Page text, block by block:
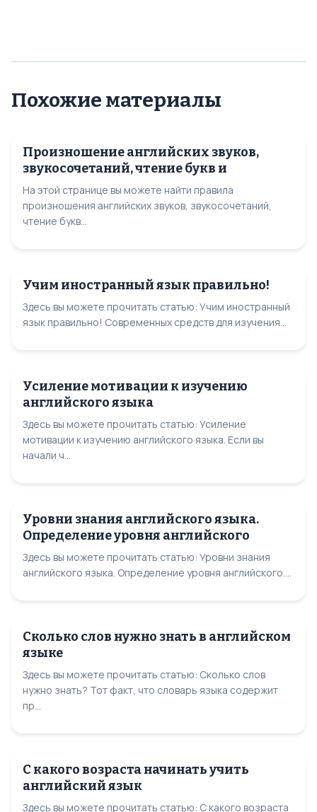
Похожие материалы
Произношение английских звуков,
звукосочетаний, чтение букв и
На этой странице вы можете найти правила
произношения английских звуков, звукосочетаний,
чтение букв...
Учим иностранный язык правильно!
Здесь вы можете прочитать статью: Учим иностранный
язык правильно! Современных средств для изучения...
Усиление мотивации к изучению
английского языка
Здесь вы можете прочитать статью: Усиление
мотивации к изучению английского языка. Если вы
начали ч...
Уровни знания английского языка.
Определение уровня английского
Здесь вы можете прочитать статью: Уровни знания
английского языка. Определение уровня английского....
Сколько слов нужно знать в английском
языке
Здесь вы можете прочитать статью: Сколько слов
нужно знать? Тот факт, что словарь языка содержит
пр...
С какого возраста начинать учить
английский язык
Здесь вы можете прочитать статью: С какого возраста